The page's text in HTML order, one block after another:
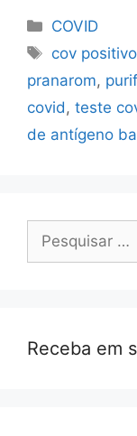
Categorias
COVID
Etiquetas
cov positivo
pranarom,
covid, teste
de antígeno
Pesquisar
Receba em